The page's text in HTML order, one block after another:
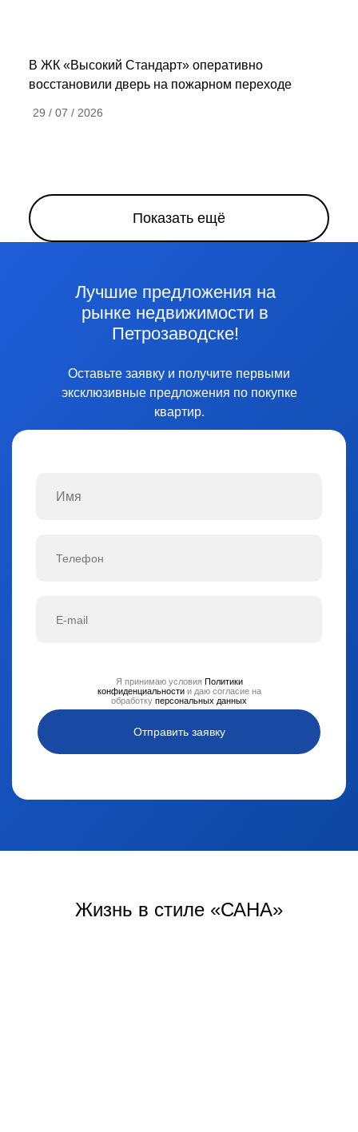
В ЖК «Высокий Стандарт» оперативно
восстановили дверь на пожарном переходе
29 / 07 / 2026
Показать ещё
Лучшие предложения на
рынке недвижимости в
Петрозаводске!
Оставьте заявку и получите первыми
эксклюзивные предложения по покупке
квартир.
Отправить заявку
Я принимаю условия Политики
конфиденциальностии даю согласие на
обработку персональных данных
Жизнь в стиле «САНА»